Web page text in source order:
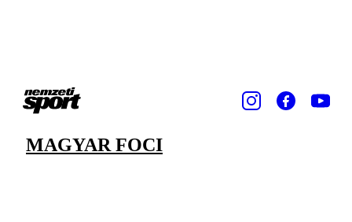
MAGYAR FOCI